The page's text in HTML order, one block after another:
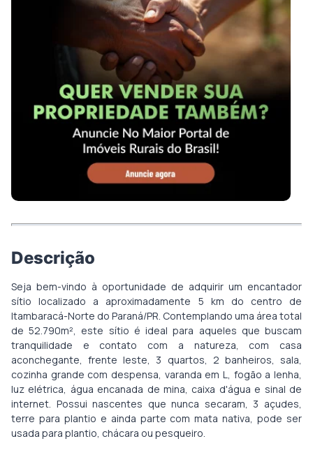
Descrição
Seja bem-vindo à oportunidade de adquirir um encantador
sítio localizado a aproximadamente 5 km do centro de
Itambaracá-Norte do Paraná/PR. Contemplando uma área total
de 52.790m², este sítio é ideal para aqueles que buscam
tranquilidade e contato com a natureza, com casa
aconchegante, frente leste, 3 quartos, 2 banheiros, sala,
cozinha grande com despensa, varanda em L, fogão a lenha,
luz elétrica, água encanada de mina, caixa d'água e sinal de
internet. Possui nascentes que nunca secaram, 3 açudes,
terre para plantio e ainda parte com mata nativa, pode ser
usada para plantio, chácara ou pesqueiro.